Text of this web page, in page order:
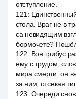
отступление.
121 :
стола. Враг не в
са невидящим
бормочете?
122: Вон грибус
ему с трудом,
мира смерти, он
за ним, отсекая
123: Очереди